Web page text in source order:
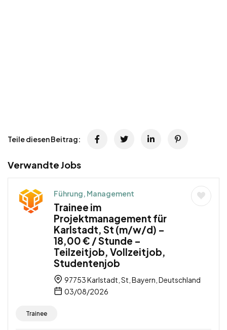
Teile diesen Beitrag:
Verwandte Jobs
Führung, Management
Trainee im
Projektmanagement für
Karlstadt, St (m/w/d) –
18,00 € / Stunde –
Teilzeitjob, Vollzeitjob,
Studentenjob
97753 Karlstadt, St, Bayern, Deutschland
03/08/2026
Trainee